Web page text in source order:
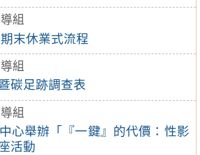
組
末休業式流程
組
碳足跡調查表
組
心舉辦「『一鍵』的代價：性影
活動